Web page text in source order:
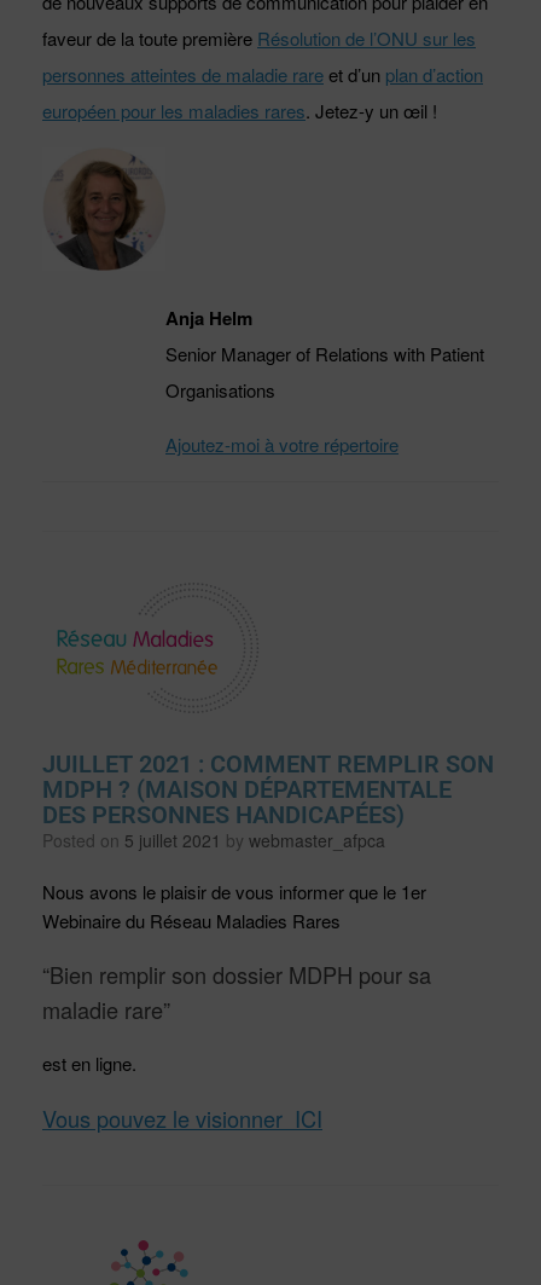
faveur de la toute première Résolution de l’ONU sur les
personnes atteintes de maladie rareet d’un plan d’action
européen pour les maladies rares. Jetez-y un œil !
Anja Helm
Senior Manager of Relations with Patient
Organisations
Ajoutez-moi à votre répertoire
JUILLET 2021 : COMMENT REMPLIR SON
MDPH ? (MAISON DÉPARTEMENTALE
DES PERSONNES HANDICAPÉES)
Posted on 5 juillet 2021 by webmaster_afpca
Nous avons le plaisir de vous informer que le 1er
Webinaire du Réseau Maladies Rares
“Bien remplir son dossier MDPH pour sa
maladie rare”
est en ligne.
Vous pouvez le visionner ICI